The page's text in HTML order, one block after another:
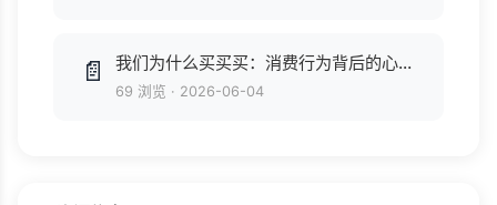
📄 我们为什么买买买：消费行为背后的心理学奥秘.pdf
69 浏览 · 2026-06-04